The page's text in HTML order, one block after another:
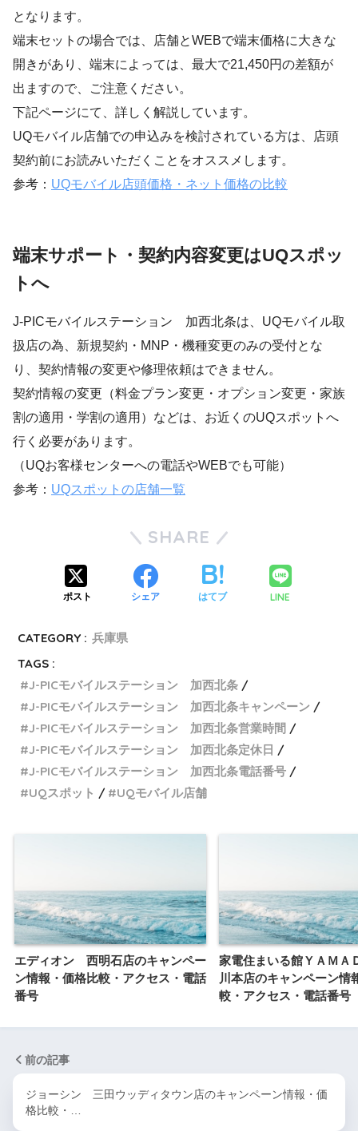
となります。
端末セットの場合では、店舗とWEBで端末価格に大きな
開きがあり、端末によっては、最大で21,450円の差額が
出ますので、ご注意ください。
下記ページにて、詳しく解説しています。
UQモバイル店舗での申込みを検討されている方は、店頭
契約前にお読みいただくことをオススメします。
参考： UQモバイル店頭価格・ネット価格の比較
端末サポート・契約内容変更はUQスポッ
トへ
J-PICモバイルステーション 加西北条は、UQモバイル取
扱店の為、新規契約・MNP・機種変更のみの受付とな
り、契約情報の変更や修理依頼はできません。
契約情報の変更（料金プラン変更・オプション変更・家族
割の適用・学割の適用）などは、お近くのUQスポットへ
行く必要があります。
（UQお客様センターへの電話やWEBでも可能）
参考： UQスポットの店舗一覧
SHARE
ポスト シェア はてブ LINE
CATEGORY : 兵庫県
TAGS :
J-PICモバイルステーション 加西北条
J-PICモバイルステーション 加西北条キャンペーン
J-PICモバイルステーション 加西北条営業時間
J-PICモバイルステーション 加西北条定休日
J-PICモバイルステーション 加西北条電話番号
UQスポット
UQモバイル店舗
エディオン 西明石店のキャンペー
ン情報・価格比較・アクセス・電話
番号
家電住まいる館ＹＡＭ
川本店のキャンペーン情
較・アクセス・電話番号
前の記事
ジョーシン 三田ウッディタウン店のキャンペーン情報・価
格比較・…